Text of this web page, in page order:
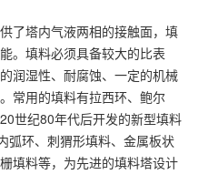
了塔内气液两相的接触面，填
。填料必须具备较大的比表
润湿性、耐腐蚀、一定的机械
常用的填料有拉西环、鲍尔
世纪80年代后开发的新型填料
环、刺猬形填料、金属板状
填料等，为先进的填料塔设计